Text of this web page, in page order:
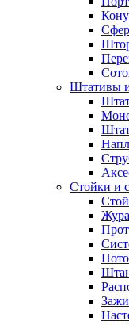
Штативы
Стойки и